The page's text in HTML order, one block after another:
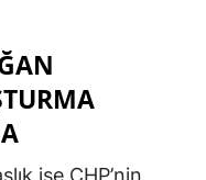
ise CHP’nin